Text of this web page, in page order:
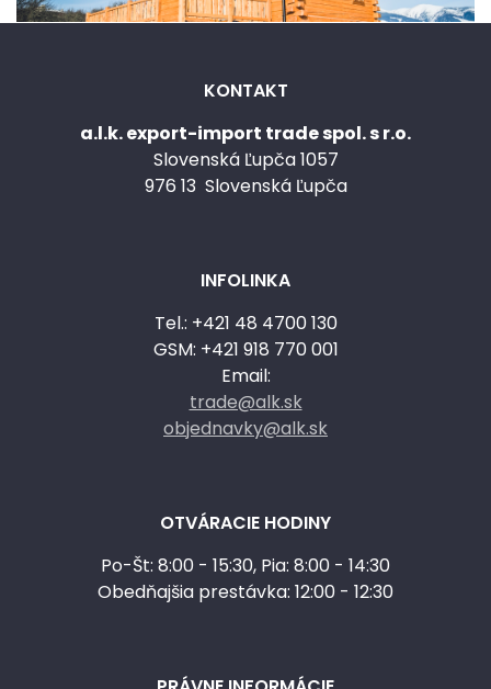
KONTAKT
a.l.k. export-import trade spol. s r.o.
Slovenská Ľupča 1057
976 13 Slovenská Ľupča
INFOLINKA
Tel.: +421 48 4700 130
GSM: +421 918 770 001
Email:
trade@alk.sk
objednavky@alk.sk
OTVÁRACIE HODINY
Po-Št: 8:00 - 15:30, Pia: 8:00 - 14:30
Obedňajšia prestávka: 12:00 - 12:30